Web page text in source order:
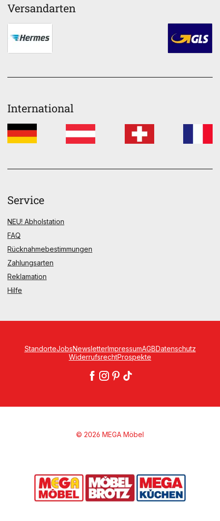
Versandarten
International
Service
NEU! Abholstation
FAQ
Rücknahmebestimmungen
Zahlungsarten
Reklamation
Hilfe
StandorteJobsNewsletterImpressumAGBDatenschutz
WiderrufsrechtProspekte
© 2026 MEGA Möbel